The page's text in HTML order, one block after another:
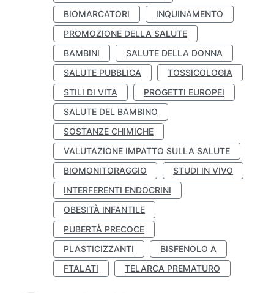
BIOMARCATORI
INQUINAMENTO
PROMOZIONE DELLA SALUTE
BAMBINI
SALUTE DELLA DONNA
SALUTE PUBBLICA
TOSSICOLOGIA
STILI DI VITA
PROGETTI EUROPEI
SALUTE DEL BAMBINO
SOSTANZE CHIMICHE
VALUTAZIONE IMPATTO SULLA SALUTE
BIOMONITORAGGIO
STUDI IN VIVO
INTERFERENTI ENDOCRINI
OBESITÀ INFANTILE
PUBERTÀ PRECOCE
PLASTICIZZANTI
BISFENOLO A
FTALATI
TELARCA PREMATURO